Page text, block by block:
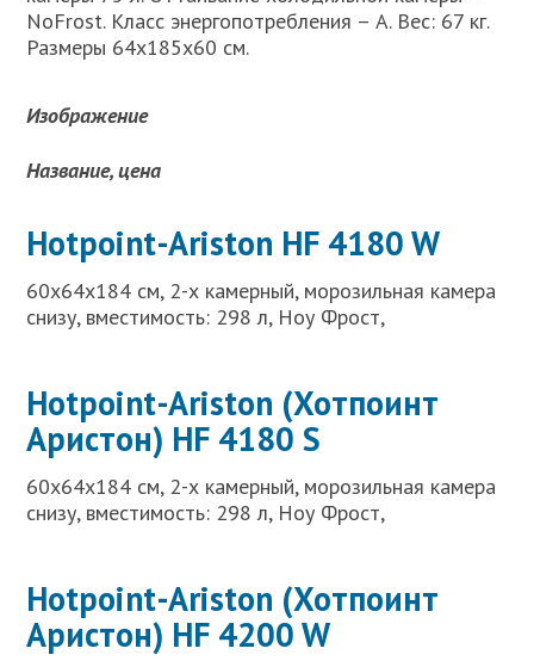
NoFrost. Класс энергопотребления – A. Вес: 67 кг.
Размеры 64х185х60 см.
Изображение
Название, цена
Hotpoint-Ariston HF 4180 W
60x64x184 см, 2-х камерный, морозильная камера
снизу, вместимость: 298 л, Ноу Фрост,
Hotpoint-Ariston (Хотпоинт
Аристон) HF 4180 S
60x64x184 см, 2-х камерный, морозильная камера
снизу, вместимость: 298 л, Ноу Фрост,
Hotpoint-Ariston (Хотпоинт
Аристон) HF 4200 W